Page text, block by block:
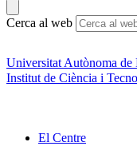
Cerca al web
Universitat Autònoma de
Institut de Ciència i
El Centre